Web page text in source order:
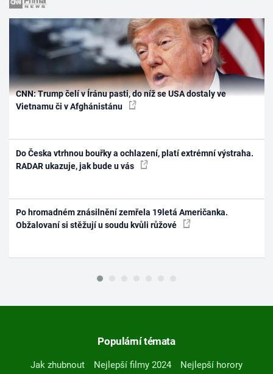
CNN: Trump čelí v Íránu pasti, do níž se USA dostaly ve
Vietnamu či v Afghánistánu
Do Česka vtrhnou bouřky a ochlazení, platí extrémní výstraha.
RADAR ukazuje, jak bude u vás
Po hromadném znásilnění zemřela 19letá Američanka.
Obžalovaní si stěžují u soudu kvůli růžové
Populární témata
Jak zhubnout Nejlepší filmy 2024
Nejlepší horory